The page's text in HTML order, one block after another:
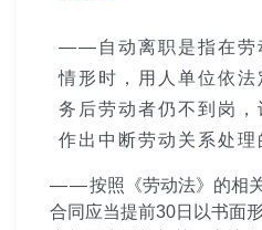
——自动离职是指在劳
情形时，用人单位依法
务后劳动者仍不到岗
作出中断劳动关系处理
——按照《劳动法》的相
合同应当提前30日以书面